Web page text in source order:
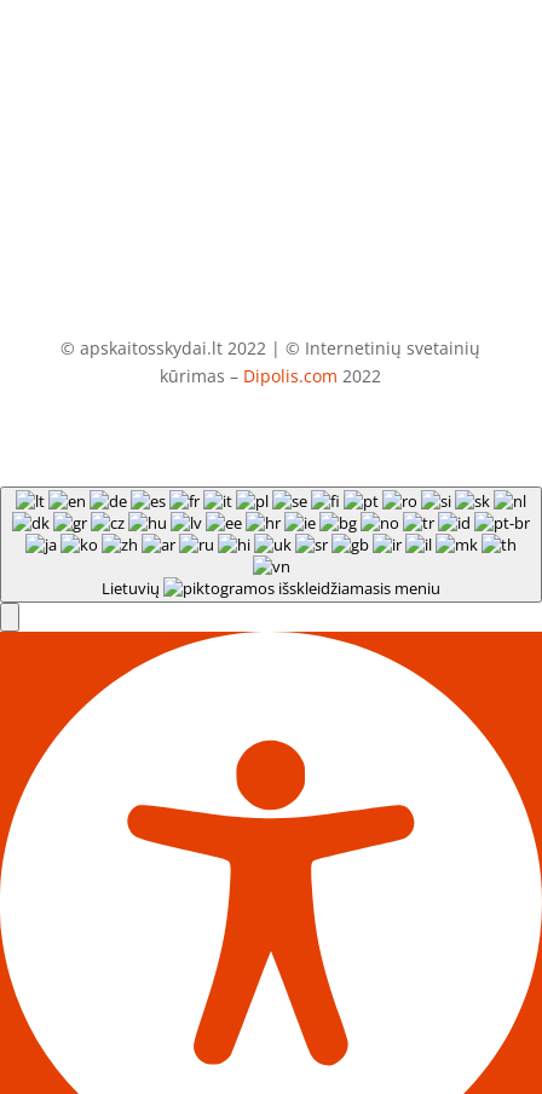
© apskaitosskydai.lt 2022 | © Internetinių svetainių
kūrimas – Dipolis.com 2022
Lietuvių